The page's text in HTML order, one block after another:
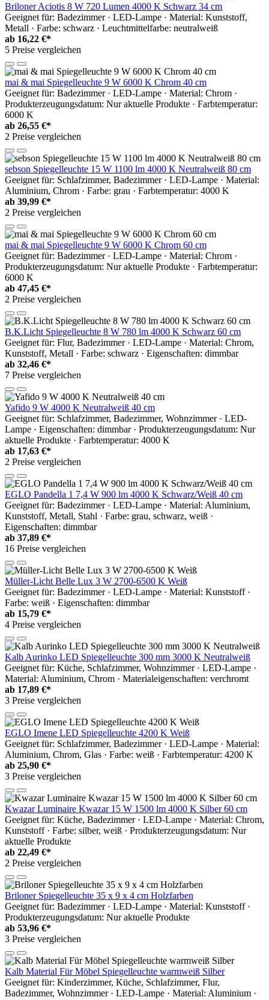
Briloner Aciotis 8 W 720 Lumen 4000 K Schwarz 34 cm
Geeignet für: Badezimmer · LED-Lampe · Material: Kunststoff,
Metall · Farbe: schwarz · Leuchtmittelfarbe: neutralweiß
ab 16,22 €*
5 Preise vergleichen
mai & mai Spiegelleuchte 9 W 6000 K Chrom 40 cm
Geeignet für: Badezimmer · LED-Lampe · Material: Chrom ·
Produkterzeugungsdatum: Nur aktuelle Produkte · Farbtemperatur:
6000 K
ab 26,55 €*
2 Preise vergleichen
sebson Spiegelleuchte 15 W 1100 lm 4000 K Neutralweiß 80 cm
Geeignet für: Schlafzimmer, Badezimmer · LED-Lampe · Material:
Aluminium, Chrom · Farbe: grau · Farbtemperatur: 4000 K
ab 39,99 €*
2 Preise vergleichen
mai & mai Spiegelleuchte 9 W 6000 K Chrom 60 cm
Geeignet für: Badezimmer · LED-Lampe · Material: Chrom ·
Produkterzeugungsdatum: Nur aktuelle Produkte · Farbtemperatur:
6000 K
ab 47,45 €*
2 Preise vergleichen
B.K.Licht Spiegelleuchte 8 W 780 lm 4000 K Schwarz 60 cm
Geeignet für: Flur, Badezimmer · LED-Lampe · Material: Chrom,
Kunststoff, Metall · Farbe: schwarz · Eigenschaften: dimmbar
ab 32,46 €*
7 Preise vergleichen
Yafido 9 W 4000 K Neutralweiß 40 cm
Geeignet für: Schlafzimmer, Badezimmer, Wohnzimmer · LED-
Lampe · Eigenschaften: dimmbar · Produkterzeugungsdatum: Nur
aktuelle Produkte · Farbtemperatur: 4000 K
ab 17,63 €*
2 Preise vergleichen
EGLO Pandella 1 7,4 W 900 lm 4000 K Schwarz/Weiß 40 cm
Geeignet für: Badezimmer · LED-Lampe · Material: Aluminium,
Kunststoff, Metall, Stahl · Farbe: grau, schwarz, weiß ·
Eigenschaften: dimmbar
ab 37,89 €*
16 Preise vergleichen
Müller-Licht Belle Lux 3 W 2700-6500 K Weiß
Geeignet für: Badezimmer · LED-Lampe · Material: Kunststoff ·
Farbe: weiß · Eigenschaften: dimmbar
ab 15,79 €*
4 Preise vergleichen
Kalb Aurinko LED Spiegelleuchte 300 mm 3000 K Neutralweiß
Geeignet für: Küche, Schlafzimmer, Wohnzimmer · LED-Lampe ·
Material: Aluminium, Chrom · Materialeigenschaften: verchromt
ab 17,89 €*
3 Preise vergleichen
EGLO Imene LED Spiegelleuchte 4200 K Weiß
Geeignet für: Schlafzimmer, Badezimmer · LED-Lampe · Material:
Aluminium, Chrom, Glas · Farbe: weiß · Farbtemperatur: 4200 K
ab 25,90 €*
3 Preise vergleichen
Kwazar Luminaire Kwazar 15 W 1500 lm 4000 K Silber 60 cm
Geeignet für: Küche, Badezimmer · LED-Lampe · Material: Chrom,
Kunststoff · Farbe: silber, weiß · Produkterzeugungsdatum: Nur
aktuelle Produkte
ab 22,49 €*
2 Preise vergleichen
Briloner Spiegelleuchte 35 x 9 x 4 cm Holzfarben
Geeignet für: Badezimmer · LED-Lampe · Material: Kunststoff ·
Produkterzeugungsdatum: Nur aktuelle Produkte
ab 53,96 €*
3 Preise vergleichen
Kalb Material Für Möbel Spiegelleuchte warmweiß Silber
Geeignet für: Kinderzimmer, Küche, Schlafzimmer, Flur,
Badezimmer, Wohnzimmer · LED-Lampe · Material: Aluminium ·